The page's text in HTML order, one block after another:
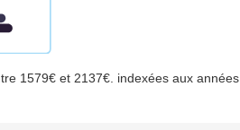
1579€ et 2137€. indexées aux années